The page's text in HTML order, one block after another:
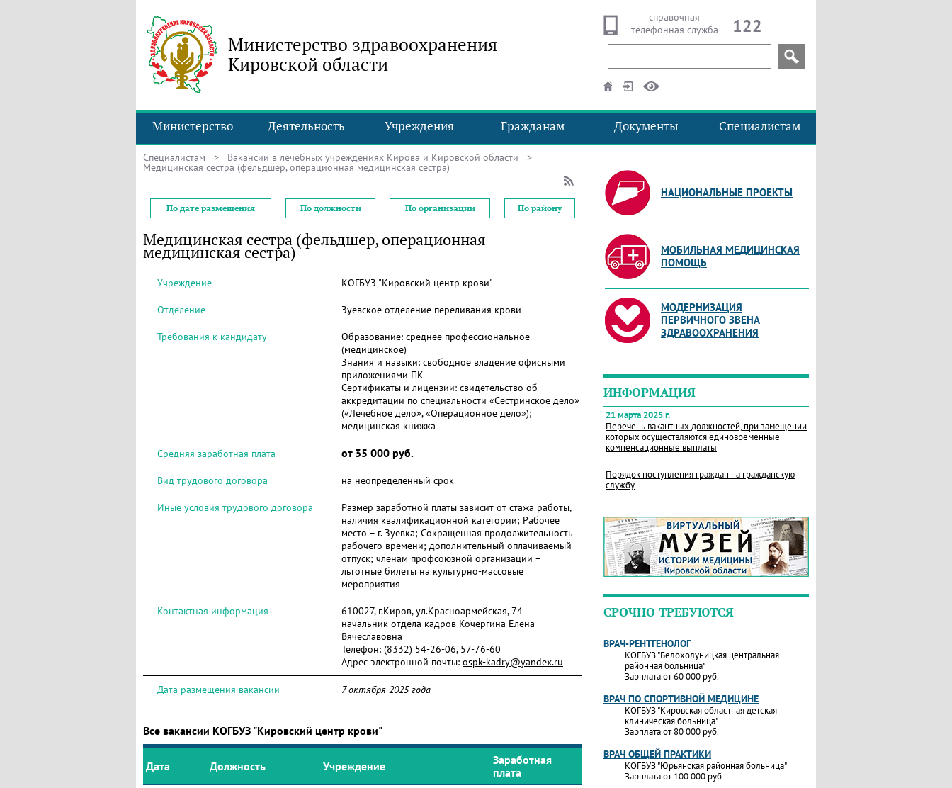
Министерство здравоохранения
Кировской области
справочная
телефонная служба
122
Министерство Деятельность Учреждения Гражданам Документы Специалистам
Специалистам > Вакансии в лечебных учреждениях Кирова и Кировской области >
Медицинская сестра (фельдшер, операционная медицинская сестра)
По дате размещения По должности По организации По району
Медицинская сестра (фельдшер, операционная
медицинская сестра)
Учреждение КОГБУЗ "Кировский центр крови"
Отделение Зуевское отделение переливания крови
Требования к кандидату Образование: среднее профессиональное
(медицинское)
Знания и навыки: свободное владение офисными
приложениями ПК
Сертификаты и лицензии: свидетельство об
аккредитации по специальности «Сестринское дело»
(«Лечебное дело», «Операционное дело»);
медицинская книжка
Средняя заработная плата от 35 000 руб.
Вид трудового договора на неопределенный срок
Иные условия трудового договора
Размер заработной платы зависит от стажа работы,
наличия квалификационной категории; Рабочее
место – г. Зуевка; Сокращенная продолжительность
рабочего времени; дополнительный оплачиваемый
отпуск; членам профсоюзной организации –
льготные билеты на культурно-массовые
мероприятия
Контактная информация
610027, г.Киров, ул.Красноармейская, 74
начальник отдела кадров Кочергина Елена
Вячеславовна
Телефон: (8332) 54-26-06, 57-76-60
Адрес электронной почты: ospk-kadry@yandex.ru
Дата размещения вакансии 7 октября 2025 года
Все вакансии КОГБУЗ "Кировский центр крови"
Дата Должность Учреждение
Заработная
плата
НАЦИОНАЛЬНЫЕ ПРОЕКТЫ
МОБИЛЬНАЯ МЕДИЦИНСКАЯ
ПОМОЩЬ
МОДЕРНИЗАЦИЯ
ПЕРВИЧНОГО ЗВЕНА
ЗДРАВООХРАНЕНИЯ
ИНФОРМАЦИЯ
21 марта 2025 г.
Перечень вакантных должностей, при замещении
которых осуществляются единовременные
компенсационные выплаты
Порядок поступления граждан на гражданскую
службу
СРОЧНО ТРЕБУЮТСЯ
ВРАЧ-РЕНТГЕНОЛОГ
КОГБУЗ "Белохолуницкая центральная
районная больница"
Зарплата от 60 000 руб.
ВРАЧ ПО СПОРТИВНОЙ МЕДИЦИНЕ
КОГБУЗ "Кировская областная детская
клиническая больница"
Зарплата от 80 000 руб.
ВРАЧ ОБЩЕЙ ПРАКТИКИ
КОГБУЗ "Юрьянская районная больница"
Зарплата от 100 000 руб.